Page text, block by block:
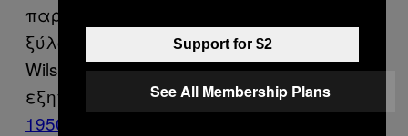
παραμάνες, κλαδιά και θραύσματα
ξύλου. Οι γιατροί Joseph A. Hepp και
Wilson C. Everhart προσπαθούν να
εξηγήσουν το φαινόμενο σεμελέτη του
1950
Support for $2
See All Membership Plans